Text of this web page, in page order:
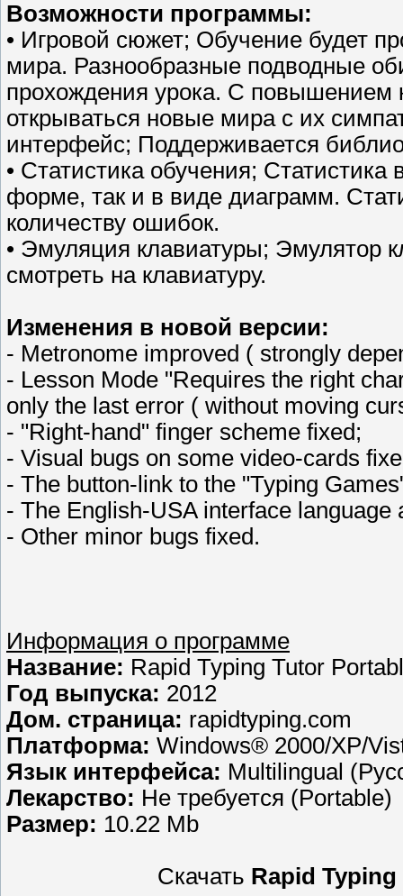
Возможности программы:
• Игровой сюжет; Обучение будет
мира. Разнообразные подводные
прохождения урока. С повышением
открываться новые мира с их
интерфейс; Поддерживается
• Статистика обучения;
форме, так и в виде диаграмм.
количеству ошибок.
• Эмуляция клавиатуры; Эмулятор
смотреть на клавиатуру.
Изменения в новой версии:
- Metronome improved ( strongly
- Lesson Mode "Requires the right
only the last error ( without moving
- "Right-hand" finger scheme fixed;
- Visual bugs on some video-cards
- The button-link to the "Typing
- The English-USA interface language
- Other minor bugs fixed.
Информация о программе
Название: Rapid Typing Tutor
Год выпуска: 2012
Дом. страница: rapidtyping.com
Платформа: Windows® 2000/XP/
Язык интерфейса: Multilingual
Лекарство: Не требуется (Portable)
Размер: 10.22 Mb
Скачать Rapid